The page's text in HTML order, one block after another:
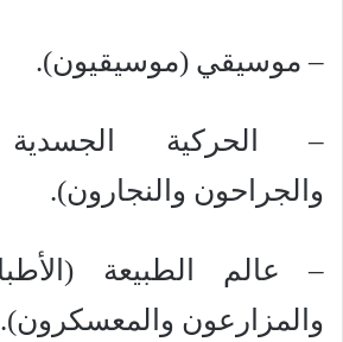
– موسيقي (موسيقيون).
– الحركية الجسدية
والجراحون والنجارون).
– عالم الطبيعة
والمزارعون والمعسكرون).